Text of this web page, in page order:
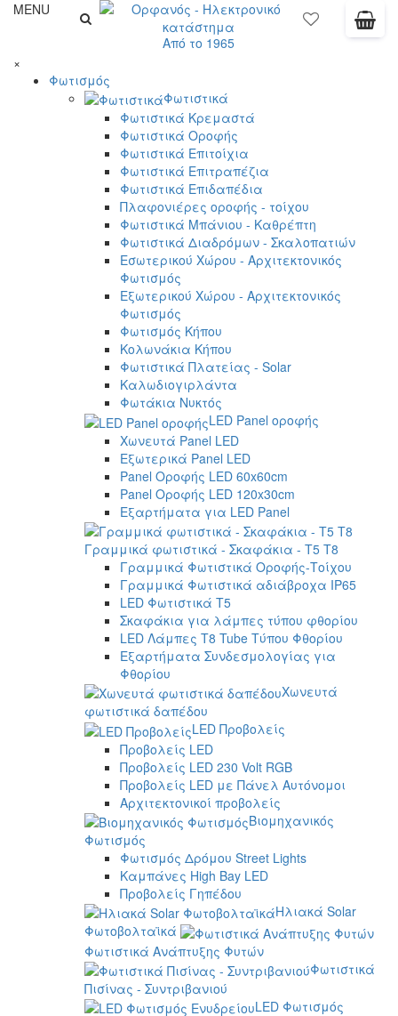
MENU
Από το 1965
×
Φωτισμός
Φωτιστικά
Φωτιστικά Κρεμαστά
Φωτιστικά Οροφής
Φωτιστικά Επιτοίχια
Φωτιστικά Επιτραπέζια
Φωτιστικά Επιδαπέδια
Πλαφονιέρες οροφής - τοίχου
Φωτιστικά Μπάνιου - Καθρέπτη
Φωτιστικά Διαδρόμων - Σκαλοπατιών
Εσωτερικού Χώρου - Αρχιτεκτονικός
Φωτισμός
Εξωτερικού Χώρου - Αρχιτεκτονικός
Φωτισμός
Φωτισμός Κήπου
Κολωνάκια Κήπου
Φωτιστικά Πλατείας - Solar
Καλωδιογιρλάντα
Φωτάκια Νυκτός
LED Panel οροφής
Χωνευτά Panel LED
Εξωτερικά Panel LED
Panel Οροφής LED 60x60cm
Panel Οροφής LED 120x30cm
Εξαρτήματα για LED Panel
Γραμμικά φωτιστικά - Σκαφάκια - Τ5 T8
Γραμμικά Φωτιστικά Οροφής-Τοίχου
Γραμμικά Φωτιστικά αδιάβροχα IP65
LED Φωτιστικά T5
Σκαφάκια για λάμπες τύπου φθορίου
LED Λάμπες T8 Tube Τύπου Φθορίου
Εξαρτήματα Συνδεσμολογίας για
Φθορίου
Χωνευτά
φωτιστικά δαπέδου
LED Προβολείς
Προβολείς LED
Προβολείς LED 230 Volt RGB
Προβολείς LED με Πάνελ Αυτόνομοι
Αρχιτεκτονικοί προβολείς
Βιομηχανικός
Φωτισμός
Φωτισμός Δρόμου Street Lights
Καμπάνες High Bay LED
Προβολείς Γηπέδου
Ηλιακά Solar
Φωτοβολταϊκά
Φωτιστικά Ανάπτυξης Φυτών
Φωτιστικά
Πισίνας - Συντριβανιού
LED Φωτισμός